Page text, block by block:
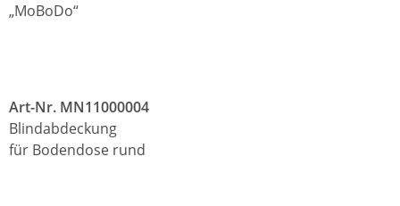
„MoBoDo“
Art-Nr. MN11000004
Blindabdeckung
für Bodendose rund